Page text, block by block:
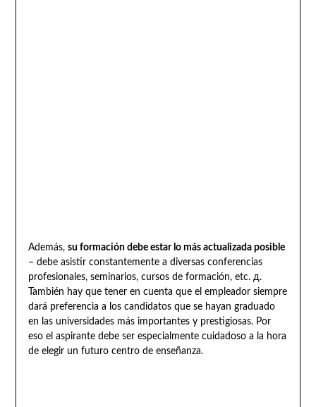
Además, su formación debe estar lo más actualizada posible
– debe asistir constantemente a diversas conferencias
profesionales, seminarios, cursos de formación, etc. д.
También hay que tener en cuenta que el empleador siempre
dará preferencia a los candidatos que se hayan graduado
en las universidades más importantes y prestigiosas. Por
eso el aspirante debe ser especialmente cuidadoso a la hora
de elegir un futuro centro de enseñanza.